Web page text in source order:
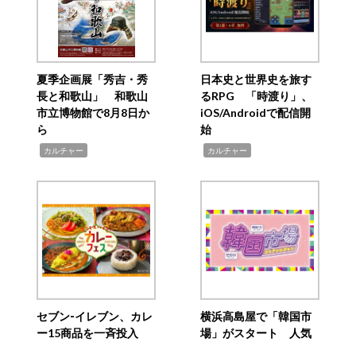
夏季企画展「秀吉・秀
長と和歌山」 和歌山
市立博物館で8月8日か
ら
カルチャー
日本史と世界史を旅す
るRPG 「時渡り」、
iOS/Androidで配信開
始
カルチャー
セブン‐イレブン、カレ
ー15商品を一斉投入
横浜高島屋で「韓国市
場」がスタート 人気